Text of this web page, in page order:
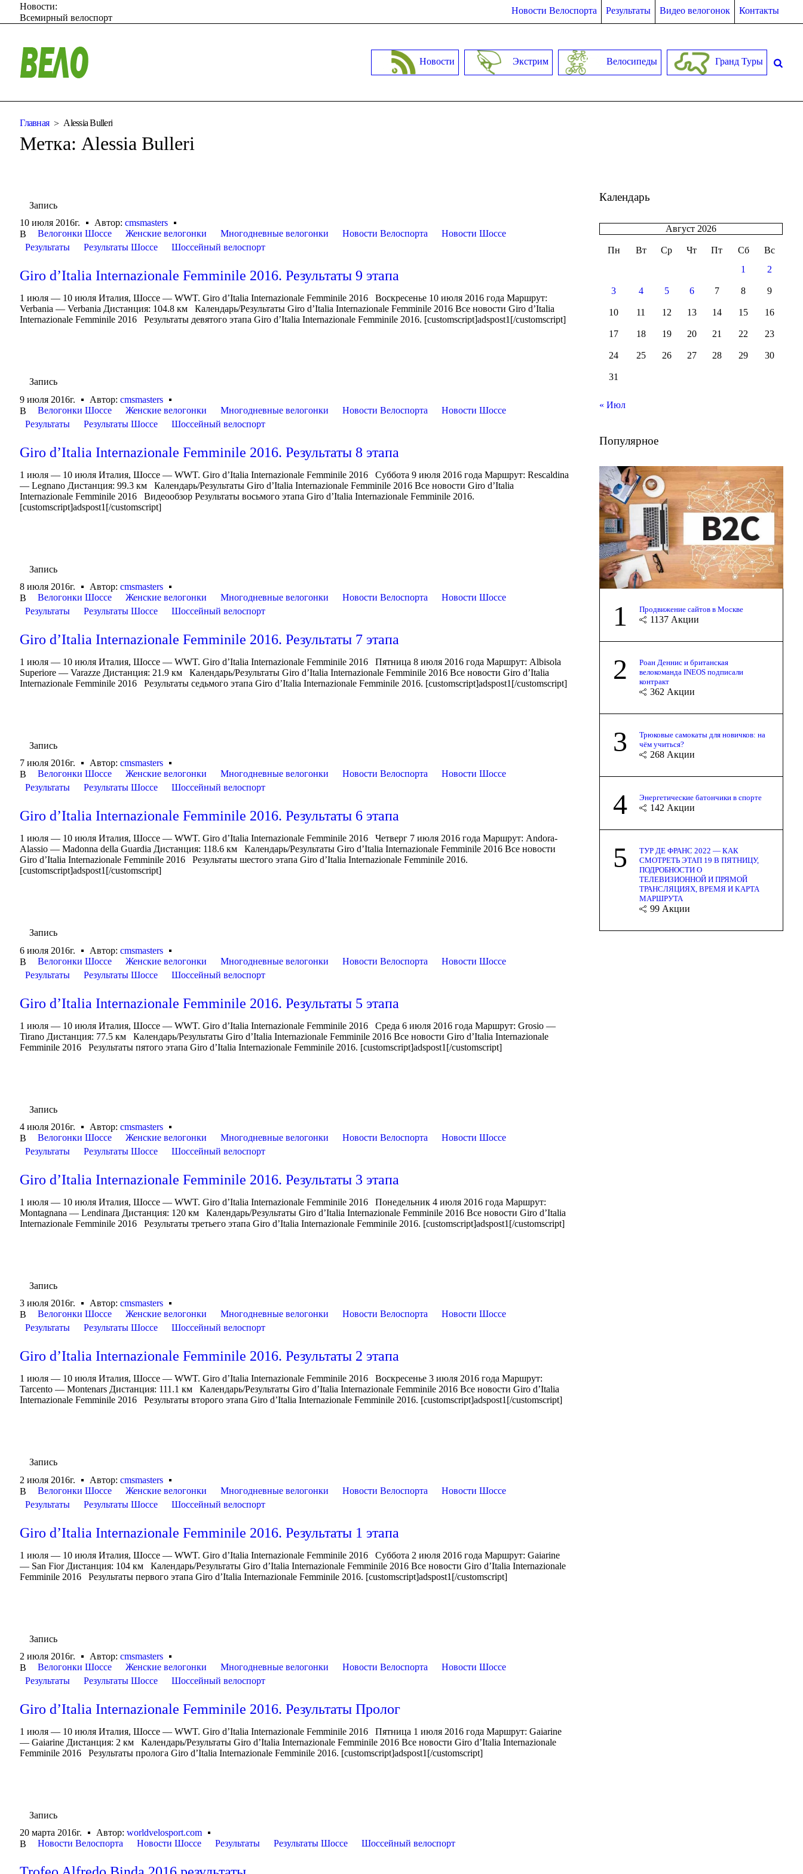
Новости Велоспорта Результаты Видео велогонок Контакты
Новости:
Всемирный велоспорт
Новости Экстрим Велосипеды Гранд Туры
Главная Alessia Bulleri
Метка: Alessia Bulleri
Запись
10 июля 2016г.
Автор:cmsmasters
В
Велогонки Шоссе Женские велогонки Многодневные велогонки Новости Велоспорта
Новости Шоссе
Результаты
Результаты Шоссе Шоссейный велоспорт
Giro d’Italia Internazionale Femminile 2016. Результаты 9 этапа
1 июля — 10 июля Италия, Шоссе — WWT. Giro d’Italia Internazionale Femminile 2016 Воскресенье 10 июля 2016 года Маршрут:
Verbania — Verbania Дистанция: 104.8 км Календарь/Результаты Giro d’Italia Internazionale Femminile 2016 Все новости Giro d’Italia
Internazionale Femminile 2016 Результаты девятого этапа Giro d’Italia Internazionale Femminile 2016. [customscript]adspost1[/customscript]
Запись
9 июля 2016г.
Автор:cmsmasters
В
Велогонки Шоссе Женские велогонки Многодневные велогонки Новости Велоспорта
Новости Шоссе
Результаты
Результаты Шоссе Шоссейный велоспорт
Giro d’Italia Internazionale Femminile 2016. Результаты 8 этапа
1 июля — 10 июля Италия, Шоссе — WWT. Giro d’Italia Internazionale Femminile 2016 Суббота 9 июля 2016 года Маршрут: Rescaldina
— Legnano Дистанция: 99.3 км Календарь/Результаты Giro d’Italia Internazionale Femminile 2016 Все новости Giro d’Italia
Internazionale Femminile 2016 Видеообзор Результаты восьмого этапа Giro d’Italia Internazionale Femminile 2016.
[customscript]adspost1[/customscript]
Запись
8 июля 2016г.
Автор:cmsmasters
В
Велогонки Шоссе Женские велогонки Многодневные велогонки Новости Велоспорта
Новости Шоссе
Результаты
Результаты Шоссе Шоссейный велоспорт
Giro d’Italia Internazionale Femminile 2016. Результаты 7 этапа
1 июля — 10 июля Италия, Шоссе — WWT. Giro d’Italia Internazionale Femminile 2016 Пятница 8 июля 2016 года Маршрут: Albisola
Superiore — Varazze Дистанция: 21.9 км Календарь/Результаты Giro d’Italia Internazionale Femminile 2016 Все новости Giro d’Italia
Internazionale Femminile 2016 Результаты седьмого этапа Giro d’Italia Internazionale Femminile 2016. [customscript]adspost1[/customscript]
Запись
7 июля 2016г.
Автор:cmsmasters
В
Велогонки Шоссе Женские велогонки Многодневные велогонки Новости Велоспорта
Новости Шоссе
Результаты
Результаты Шоссе Шоссейный велоспорт
Giro d’Italia Internazionale Femminile 2016. Результаты 6 этапа
1 июля — 10 июля Италия, Шоссе — WWT. Giro d’Italia Internazionale Femminile 2016 Четверг 7 июля 2016 года Маршрут: Andora-
Alassio — Madonna della Guardia Дистанция: 118.6 км Календарь/Результаты Giro d’Italia Internazionale Femminile 2016 Все новости
Giro d’Italia Internazionale Femminile 2016 Результаты шестого этапа Giro d’Italia Internazionale Femminile 2016.
[customscript]adspost1[/customscript]
Запись
6 июля 2016г.
Автор:cmsmasters
В
Велогонки Шоссе Женские велогонки Многодневные велогонки Новости Велоспорта
Новости Шоссе
Результаты
Результаты Шоссе Шоссейный велоспорт
Giro d’Italia Internazionale Femminile 2016. Результаты 5 этапа
1 июля — 10 июля Италия, Шоссе — WWT. Giro d’Italia Internazionale Femminile 2016 Среда 6 июля 2016 года Маршрут: Grosio —
Tirano Дистанция: 77.5 км Календарь/Результаты Giro d’Italia Internazionale Femminile 2016 Все новости Giro d’Italia Internazionale
Femminile 2016 Результаты пятого этапа Giro d’Italia Internazionale Femminile 2016. [customscript]adspost1[/customscript]
Запись
4 июля 2016г.
Автор:cmsmasters
В
Велогонки Шоссе Женские велогонки Многодневные велогонки Новости Велоспорта
Новости Шоссе
Результаты
Результаты Шоссе Шоссейный велоспорт
Giro d’Italia Internazionale Femminile 2016. Результаты 3 этапа
1 июля — 10 июля Италия, Шоссе — WWT. Giro d’Italia Internazionale Femminile 2016 Понедельник 4 июля 2016 года Маршрут:
Montagnana — Lendinara Дистанция: 120 км Календарь/Результаты Giro d’Italia Internazionale Femminile 2016 Все новости Giro d’Italia
Internazionale Femminile 2016 Результаты третьего этапа Giro d’Italia Internazionale Femminile 2016. [customscript]adspost1[/customscript]
Запись
3 июля 2016г.
Автор:cmsmasters
В
Велогонки Шоссе Женские велогонки Многодневные велогонки Новости Велоспорта
Новости Шоссе
Результаты
Результаты Шоссе Шоссейный велоспорт
Giro d’Italia Internazionale Femminile 2016. Результаты 2 этапа
1 июля — 10 июля Италия, Шоссе — WWT. Giro d’Italia Internazionale Femminile 2016 Воскресенье 3 июля 2016 года Маршрут:
Tarcento — Montenars Дистанция: 111.1 км Календарь/Результаты Giro d’Italia Internazionale Femminile 2016 Все новости Giro d’Italia
Internazionale Femminile 2016 Результаты второго этапа Giro d’Italia Internazionale Femminile 2016. [customscript]adspost1[/customscript]
Запись
2 июля 2016г.
Автор:cmsmasters
В
Велогонки Шоссе Женские велогонки Многодневные велогонки Новости Велоспорта
Новости Шоссе
Результаты
Результаты Шоссе Шоссейный велоспорт
Giro d’Italia Internazionale Femminile 2016. Результаты 1 этапа
1 июля — 10 июля Италия, Шоссе — WWT. Giro d’Italia Internazionale Femminile 2016 Суббота 2 июля 2016 года Маршрут: Gaiarine
— San Fior Дистанция: 104 км Календарь/Результаты Giro d’Italia Internazionale Femminile 2016 Все новости Giro d’Italia Internazionale
Femminile 2016 Результаты первого этапа Giro d’Italia Internazionale Femminile 2016. [customscript]adspost1[/customscript]
Запись
2 июля 2016г.
Автор:cmsmasters
В
Велогонки Шоссе Женские велогонки Многодневные велогонки Новости Велоспорта
Новости Шоссе
Результаты
Результаты Шоссе Шоссейный велоспорт
Giro d’Italia Internazionale Femminile 2016. Результаты Пролог
1 июля — 10 июля Италия, Шоссе — WWT. Giro d’Italia Internazionale Femminile 2016 Пятница 1 июля 2016 года Маршрут: Gaiarine
— Gaiarine Дистанция: 2 км Календарь/Результаты Giro d’Italia Internazionale Femminile 2016 Все новости Giro d’Italia Internazionale
Femminile 2016 Результаты пролога Giro d’Italia Internazionale Femminile 2016. [customscript]adspost1[/customscript]
Запись
20 марта 2016г.
Автор:worldvelosport.com
В
Новости Велоспорта Новости Шоссе Результаты Результаты Шоссе Шоссейный велоспорт
Календарь
Август 2026
Пн Вт Ср Чт Пт Сб
Вс
1
2
3 4 5 6 7 8 9
10 11 12 13 14 15 16
17 18 19 20 21 22 23
24 25 26 27 28 29 30
31
« Июл
Популярное
1 Продвижение сайтов в Москве
1137 Акции
2
Роан Деннис и британская
велокоманда INEOS подписали
контракт
362 Акции
3
Трюковые самокаты для новичков: на
чём учиться?
268 Акции
4 Энергетические батончики в спорте
142 Акции
5
ТУР ДЕ ФРАНС 2022 — КАК
СМОТРЕТЬ ЭТАП 19 В ПЯТНИЦУ,
ПОДРОБНОСТИ О
ТЕЛЕВИЗИОННОЙ И ПРЯМОЙ
ТРАНСЛЯЦИЯХ, ВРЕМЯ И КАРТА
МАРШРУТА
99 Акции